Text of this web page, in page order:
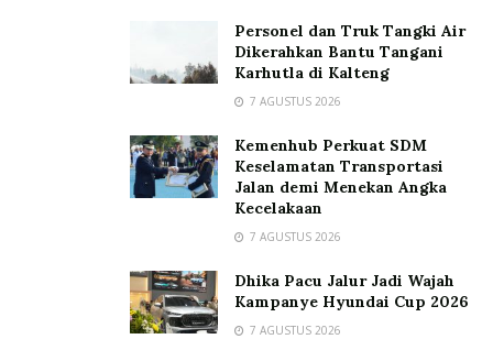
Personel dan Truk Tangki Air
Dikerahkan Bantu Tangani
Karhutla di Kalteng
7 AGUSTUS 2026
Kemenhub Perkuat SDM
Keselamatan Transportasi
Jalan demi Menekan Angka
Kecelakaan
7 AGUSTUS 2026
Dhika Pacu Jalur Jadi Wajah
Kampanye Hyundai Cup 2026
7 AGUSTUS 2026